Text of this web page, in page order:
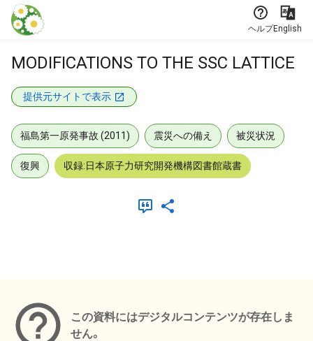
本文に飛ぶ
ヘルプEnglish
MODIFICATIONS TO THE SSC LATTICE
提供元サイトで表示
福島第一原発事故 (2011) 震災への備え 被災状況
復興 収録:日本原子力研究開発機構図書館蔵書
この資料にはデジタルコンテンツが存在しま
せん。